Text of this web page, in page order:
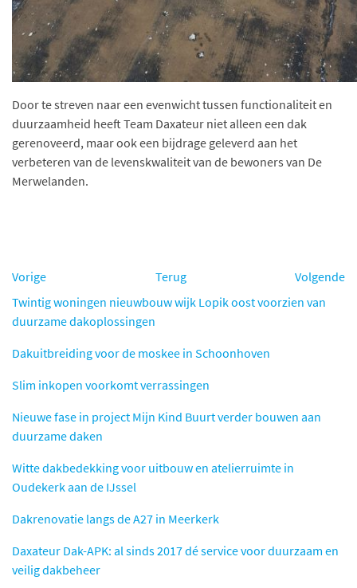
Door te streven naar een evenwicht tussen functionaliteit en
duurzaamheid heeft Team Daxateur niet alleen een dak
gerenoveerd, maar ook een bijdrage geleverd aan het
verbeteren van de levenskwaliteit van de bewoners van De
Merwelanden.
Vorige Terug
Volgende
Twintig woningen nieuwbouw wijk Lopik oost voorzien van
duurzame dakoplossingen
Dakuitbreiding voor de moskee in Schoonhoven
Slim inkopen voorkomt verrassingen
Nieuwe fase in project Mijn Kind Buurt verder bouwen aan
duurzame daken
Witte dakbedekking voor uitbouw en atelierruimte in
Oudekerk aan de IJssel
Dakrenovatie langs de A27 in Meerkerk
Daxateur Dak-APK: al sinds 2017 dé service voor duurzaam en
veilig dakbeheer